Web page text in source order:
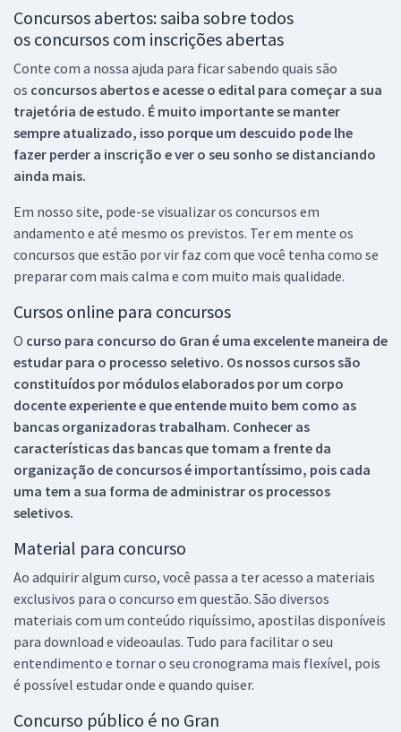
Concursos abertos: saiba sobre todos
os concursos com inscrições abertas
Conte com a nossa ajuda para ficar sabendo quais são
os concursos abertos e acesse o edital para começar a sua
trajetória de estudo. É muito importante se manter
sempre atualizado, isso porque um descuido pode lhe
fazer perder a inscrição e ver o seu sonho se distanciando
ainda mais.
Em nosso site, pode-se visualizar os concursos em
andamento e até mesmo os previstos. Ter em mente os
concursos que estão por vir faz com que você tenha como se
preparar com mais calma e com muito mais qualidade.
Cursos online para concursos
O curso para concurso do Gran é uma excelente maneira de
estudar para o processo seletivo. Os nossos cursos são
constituídos por módulos elaborados por um corpo
docente experiente e que entende muito bem como as
bancas organizadoras trabalham. Conhecer as
características das bancas que tomam a frente da
organização de concursos é importantíssimo, pois cada
uma tem a sua forma de administrar os processos
seletivos.
Material para concurso
Ao adquirir algum curso, você passa a ter acesso a materiais
exclusivos para o concurso em questão. São diversos
materiais com um conteúdo riquíssimo, apostilas disponíveis
para download e videoaulas. Tudo para facilitar o seu
entendimento e tornar o seu cronograma mais flexível, pois
é possível estudar onde e quando quiser.
Concurso público é no Gran